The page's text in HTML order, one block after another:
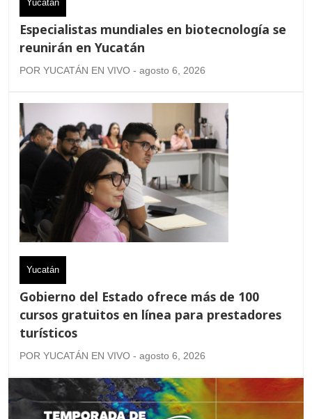
Yucatán
Especialistas mundiales en biotecnología se
reunirán en Yucatán
POR YUCATÁN EN VIVO - agosto 6, 2026
Yucatán
Gobierno del Estado ofrece más de 100
cursos gratuitos en línea para prestadores
turísticos
POR YUCATÁN EN VIVO - agosto 6, 2026